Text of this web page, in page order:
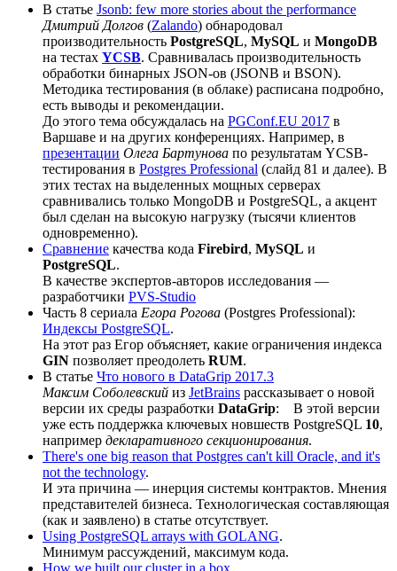
В статье Jsonb: few more stories about the performance
Дмитрий Долгов (Zalando) обнародовал
производительность PostgreSQL, MySQL и MongoDB
на тестах YCSB. Сравнивалась производительность
обработки бинарных JSON-ов (JSONB и BSON).
Методика тестирования (в облаке) расписана подробно,
есть выводы и рекомендации.
До этого тема обсуждалась на PGConf.EU 2017 в
Варшаве и на других конференциях. Например, в
презентации Олега Бартунова по результатам YCSB-
тестирования в Postgres Professional (слайд 81 и далее). В
этих тестах на выделенных мощных серверах
сравнивались только MongoDB и PostgreSQL, а акцент
был сделан на высокую нагрузку (тысячи клиентов
одновременно).
Сравнение качества кода Firebird, MySQL и
PostgreSQL.
В качестве экспертов-авторов исследования —
разработчики PVS-Studio
Часть 8 сериала Егора Рогова (Postgres Professional):
Индексы PostgreSQL.
На этот раз Егор объясняет, какие ограничения индекса
GIN позволяет преодолеть RUM.
В статье Что нового в DataGrip 2017.3
Максим Соболевский из JetBrains рассказывает о новой
версии их среды разработки DataGrip: В этой версии
уже есть поддержка ключевых новшеств PostgreSQL 10,
например декларативного секционирования.
There's one big reason that Postgres can't kill Oracle, and it's
not the technology.
И эта причина — инерция системы контрактов. Мнения
представителей бизнеса. Технологическая составляющая
(как и заявлено) в статье отсутствует.
Using PostgreSQL arrays with GOLANG.
Минимум рассуждений, максимум кода.
How we built our cluster in a box.